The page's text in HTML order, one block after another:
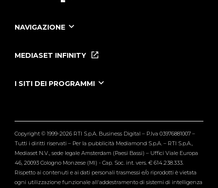
NAVIGAZIONE
Le Iene Presentano Inside
Tutti i servizi
MEDIASET INFINITY
I SITI DEI PROGRAMMI
Verissimo
Copyright © 1999-2026 RTI S.p.A. Business Digital – P.Iva 03976881007 –
Tutti i diritti riservati – Per la pubblicità Mediamond S.p.A. – RTI S.p.A.,
Mediaset N.V., sede legale Amsterdam (Paesi Bassi) – Uffici Viale Europa
46, 20093 Cologno Monzese (MI) - Cap. Soc. int. vers. € 614.238.333.
Rispetto ai contenuti e ai dati personali trasmessi e/o riprodotti è vietata
ogni utilizzazione funzionale all'addestramento di sistemi di intelligenza